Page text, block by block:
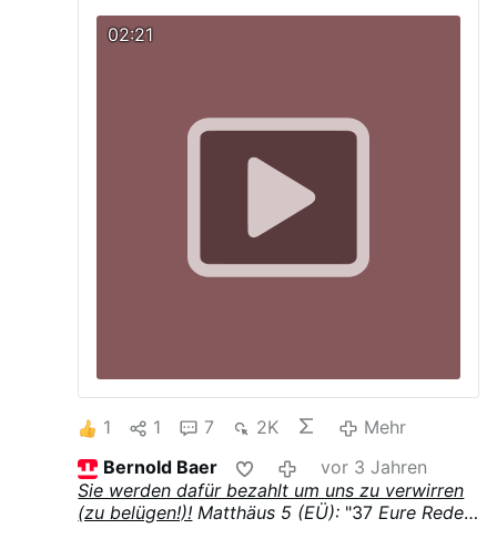
02:21
1 1 7 2K
Mehr
Bernold Baer
vor 3 Jahren
Sie werden dafür bezahlt um uns zu verwirren
(zu belügen!)! Matthäus 5 (EÜ): "37 Eure Rede